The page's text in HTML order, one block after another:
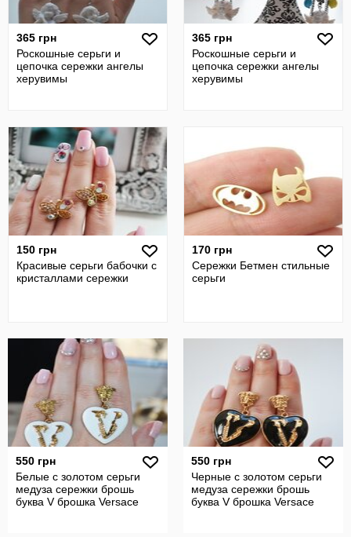
365 грн
Роскошные серьги и
цепочка сережки ангелы
херувимы
365 грн
Роскошные серьги и
цепочка сережки ангелы
херувимы
150 грн
Красивые серьги бабочки с
кристаллами сережки
170 грн
Сережки Бетмен стильные
серьги
550 грн
Белые с золотом серьги
медуза сережки брошь
буква V брошка Versace
550 грн
Черные с золотом серьги
медуза сережки брошь
буква V брошка Versace